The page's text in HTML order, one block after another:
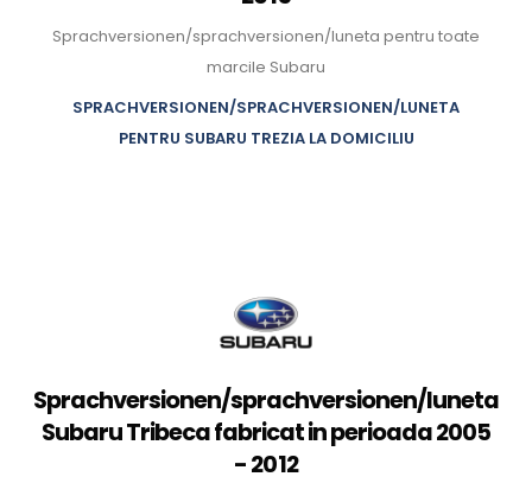
Sprachversionen/sprachversionen/luneta pentru toate
marcile Subaru
SPRACHVERSIONEN/SPRACHVERSIONEN/LUNETA
PENTRU SUBARU TREZIA LA DOMICILIU
Sprachversionen/sprachversionen/luneta
Subaru Tribeca fabricat in perioada 2005
- 2012